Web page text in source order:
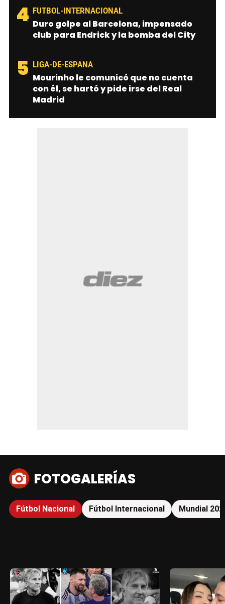
4 FUTBOL-INTERNACIONAL
Duro golpe al Barcelona, impensado
club para Endrick y la bomba del City
5 LIGA-DE-ESPANA
Mourinho le comunicó que no cuenta
con él, se hartó y pide irse del Real
Madrid
FOTOGALERÍAS
Fútbol Nacional Fútbol Internacional Mundial